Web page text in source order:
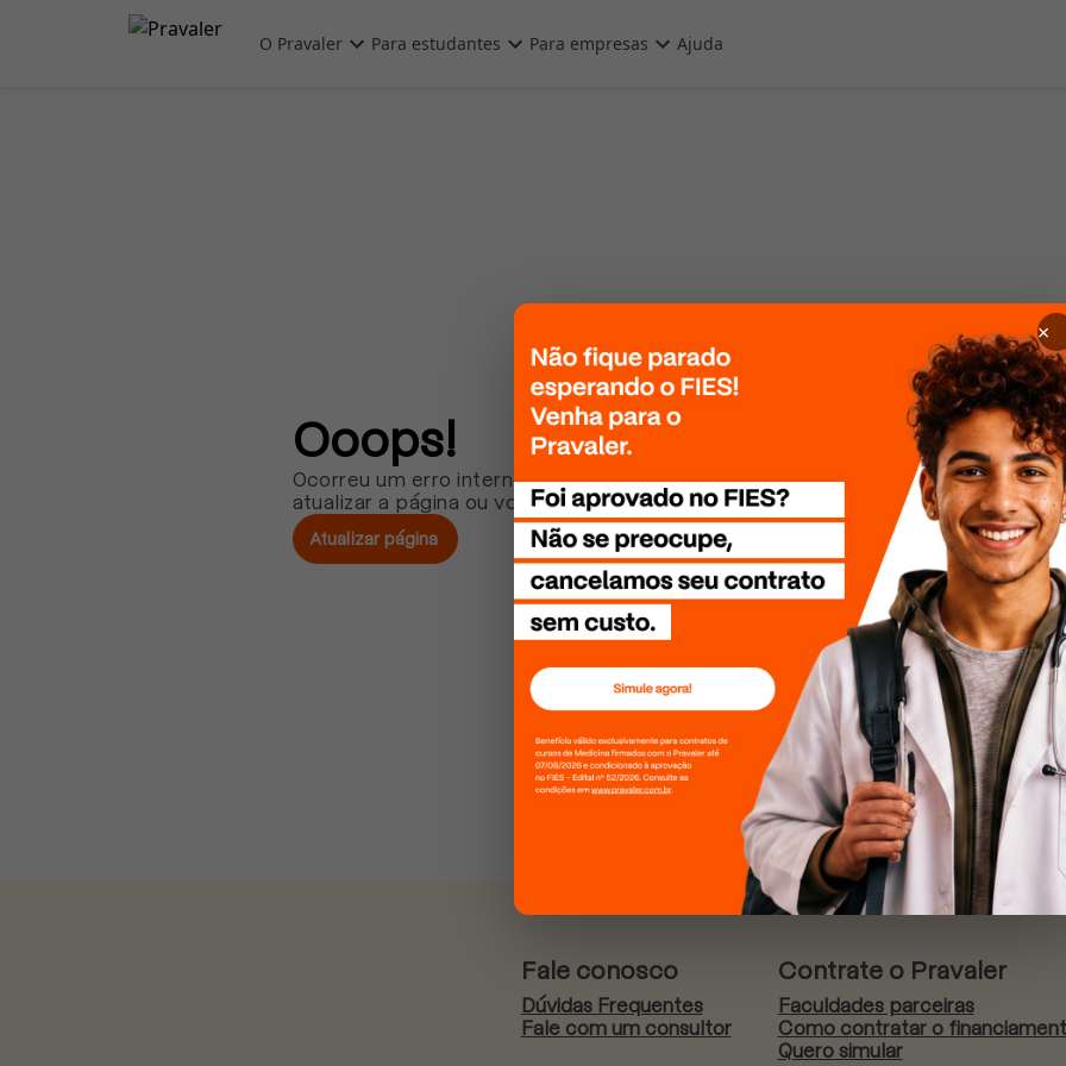
Pular para o conteúdo principal
O Pravaler Para estudantes Para empresas Ajuda
Ooops!
Ocorreu um erro interno. Por favor, tente
atualizar a página ou volte mais tarde!
Atualizar página
Fale conosco
Dúvidas Frequentes
Fale com um consultor
Contrate o Pravaler
Faculdades parceiras
Como contratar o
Quero simular
×